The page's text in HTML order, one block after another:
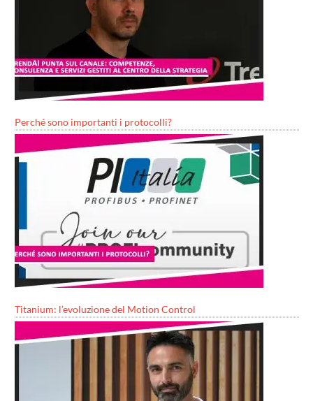
Perché sono importanti i protocolli?
Titanium: l’evoluzione del Motion Control